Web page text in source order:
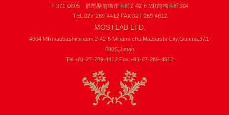
〒371-0805 群馬県前橋市南町2-42-6 MR前橋南町304
TEL.027-289-4412 FAX.027-289-4612
MOSTLAB LTD.
#304 MRmaebashiminami,2-42-6 Minami-cho,Maebashi-City,Gunma,371-
0805,Japan
Tel.+81-27-289-4412 Fax.+81-27-289-4612